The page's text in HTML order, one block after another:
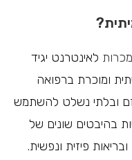
לאינטרנט יגיד
ומוכרת ברפואה
ובלתי נשלט להשתמש
בהיבטים שונים של
פיזית ונפשית.